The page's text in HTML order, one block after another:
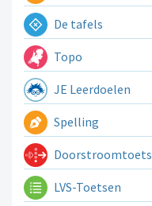
De tafels
Topo
JE Leerdoelen
Spelling
Doorstroomtoets
LVS-Toetsen